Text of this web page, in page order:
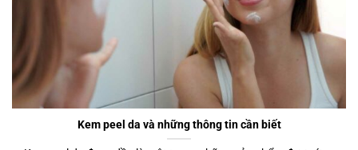
Kem peel da và những thông tin cần biết